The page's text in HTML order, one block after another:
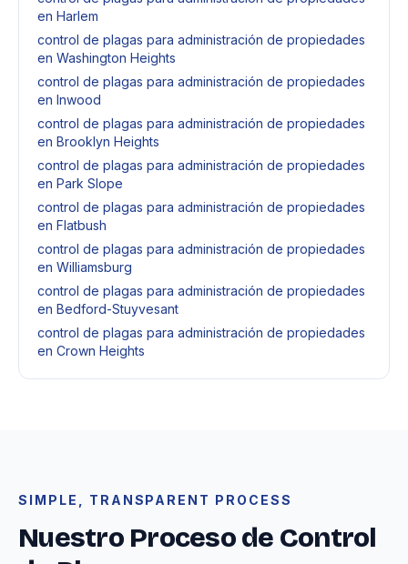
en Harlem
control de plagas para administración de propiedades
en Washington Heights
control de plagas para administración de propiedades
en Inwood
control de plagas para administración de propiedades
en Brooklyn Heights
control de plagas para administración de propiedades
en Park Slope
control de plagas para administración de propiedades
en Flatbush
control de plagas para administración de propiedades
en Williamsburg
control de plagas para administración de propiedades
en Bedford-Stuyvesant
control de plagas para administración de propiedades
en Crown Heights
SIMPLE, TRANSPARENT PROCESS
Nuestro Proceso de Control